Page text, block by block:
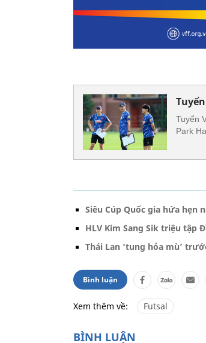
Tuyển
Park
Siêu Cúp Quốc gia hứa hẹn
HLV Kim Sang Sik triệu tập
Thái Lan ‘tung hỏa mù’
Bình luận
Xem thêm về: Futsal